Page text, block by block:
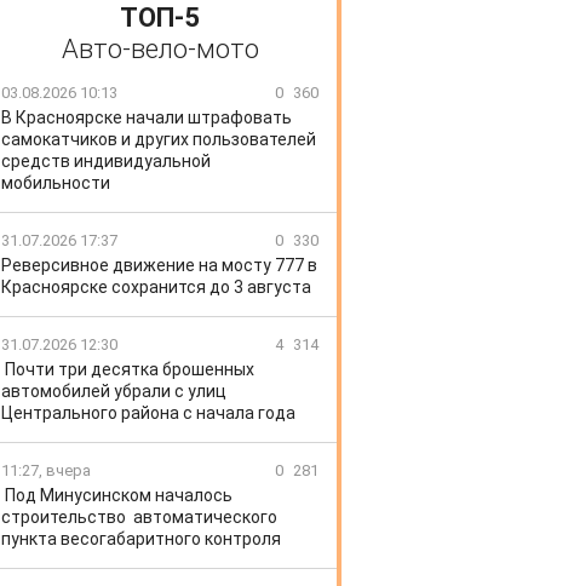
ТОП-5
Авто-вело-мото
03.08.2026 10:13 0 360
В Красноярске начали штрафовать
самокатчиков и других пользователей
средств индивидуальной
мобильности
31.07.2026 17:37 0 330
Реверсивное движение на мосту 777 в
Красноярске сохранится до 3 августа
31.07.2026 12:30 4 314
​Почти три десятка брошенных
автомобилей убрали с улиц
Центрального района с начала года
11:27, вчера 0 281
Под Минусинском началось
строительство автоматического
пункта весогабаритного контроля